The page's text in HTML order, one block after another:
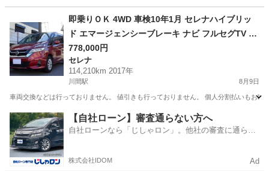
モコ
即乗りＯＫ 4WD 車検10年1月 セレナハイブリッ
ド エマージェンシーブレーキ ナビ フルセグTV Bl
uetooth フリップダウンモニター バックカメラ 両
側パワスラ インテリキー クルコン LEDライト ET
C
778,000円
セレナ
114,210km 2017年
川間駅 8月9日
車両交換などは行っておりません。 値引きも行っておりません。 個人分割払いもお
千葉 野田市 川間駅 セレナ 車両
【自社ローン】審査通らない方へ
自社ローンなら「じしゃロン」。他社の審査に通らな
株式会社IDOM Ad